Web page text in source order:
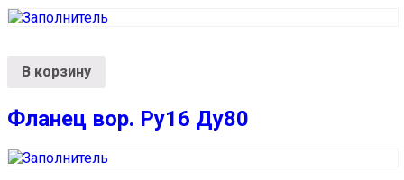
В корзину
Фланец вор. Ру16 Ду80